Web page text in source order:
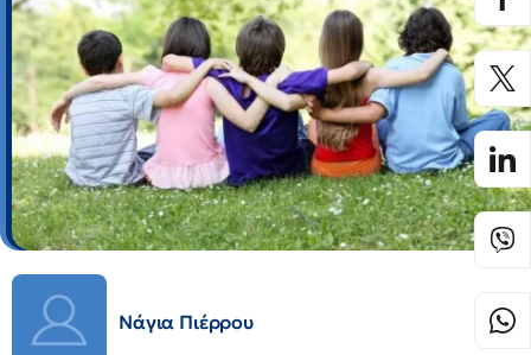
Νάγια Πιέρρου